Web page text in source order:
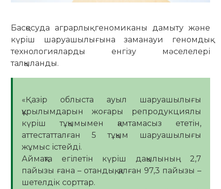
Басқосуда аграрлық геномиканы дамыту және
күріш шаруашылығына заманауи геномдық
технологияларды енгізу мәселелері
талқыланды.
«Қазір облыста ауыл шаруашылығы
құрылымдарын жоғары репродукциялы
күріш тұқымымен қамтамасыз ететін,
аттестатталған 5 тұқым шаруашылығы
жұмыс істейді.
Аймақта егілетін күріш дақылының 2,7
пайызы ғана – отандық, қалған 97,3 пайызы –
шетелдік сорттар.